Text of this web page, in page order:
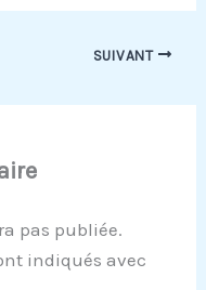
SUIVANT
pas publiée.
indiqués avec